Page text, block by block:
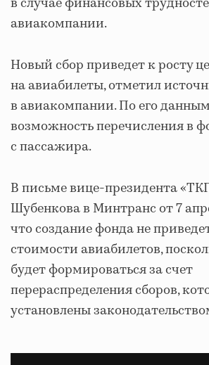
авиакомпании.
Новый сбор приведет к росту
на авиабилеты, отметил
в авиакомпании. По его
возможность перечисления в
с пассажира.
В письме вице-президента
Шубенкова в Минтранс от 7
что создание фонда не
стоимости авиабилетов,
будет формироваться за счет
перераспределения сборов,
установлены